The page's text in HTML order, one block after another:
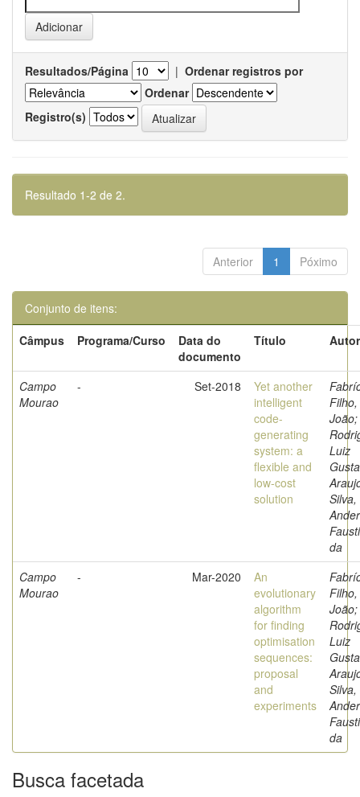
Resultados/Página | Ordenar registros por
Ordenar
Registro(s)
Resultado 1-2 de 2.
Anterior 1 Póximo
Conjunto de itens:
Câmpus
Programa/Curso
Data do
documento
Título
Campo
Mourao
- Set-2018
Yet another
intelligent
code-
generating
system: a
flexible and
low-cost
solution
Filho,
João;
Luiz
Silva,
da
Campo
Mourao
- Mar-2020
An
evolutionary
algorithm
for finding
optimisation
sequences:
proposal
and
experiments
Filho,
João;
Luiz
Silva,
da
Busca facetada